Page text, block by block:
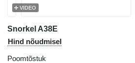
VIDEO
Snorkel A38E
Hind nõudmisel
Poomtõstuk